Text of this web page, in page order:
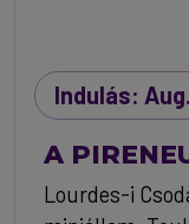
Indulás:
A
Lourdes-i